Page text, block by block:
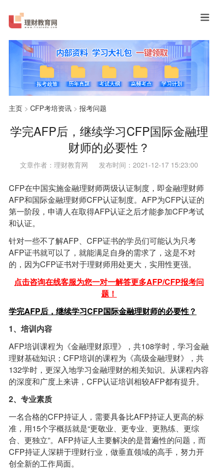
主页> CFP考培资讯> 报考问题
学完AFP后，继续学习CFP国际金融理
财师的必要性？
文章作者：理财教育网 发布时间：2021-12-17 15:23:00
CFP在中国实施金融理财师两级认证制度，即金融理财师
AFP和国际金融理财师CFP认证制度。AFP为CFP认证的
第一阶段，申请人在取得AFP认证之后才能参加CFP考试
和认证。
针对一些不了解AFP、CFP证书的学员们可能认为只考
AFP证书就可以了，就能满足自身的需求了，这是不对
的，因为CFP证书对于理财师用处更大，实用性更强。
点击咨询在线客服为您一对一解答更多AFP/CFP报考问
题！
学完AFP后，继续学习CFP国际金融理财师的必要性？
1、培训内容
AFP培训课程为《金融理财原理》，共108学时，学习金融
理财基础知识；CFP培训的课程为《高级金融理财》，共
132学时，更深入地学习金融理财的相关知识。从课程内容
的深度和广度上来讲，CFP认证培训相较AFP都有提升。
2、专业素质
一名合格的CFP持证人，需要具备比AFP持证人更高的标
准，用15个字概括就是“更敬业、更专业、更熟练、更综
合、更独立”。AFP持证人主要解决的是普遍性的问题，而
CFP持证人深耕于理财行业，做垂直领域的高手，努力开
创全新的工作局面。